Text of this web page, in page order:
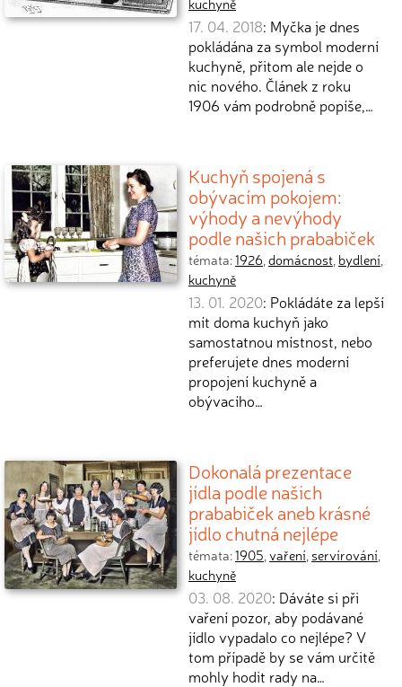
kuchyně
17. 04. 2018: Myčka je dnes
pokládána za symbol moderní
kuchyně, přitom ale nejde o
nic nového. Článek z roku
1906 vám podrobně popíše,…
Kuchyň spojená s
obývacím pokojem:
výhody a nevýhody
podle našich prababiček
témata:1926,domácnost, bydlení,
kuchyně
13. 01. 2020: Pokládáte za lepší
mít doma kuchyň jako
samostatnou místnost, nebo
preferujete dnes moderní
propojení kuchyně a
obývacího…
Dokonalá prezentace
jídla podle našich
prababiček aneb krásné
jídlo chutná nejlépe
témata:1905,vaření, servírování,
kuchyně
03. 08. 2020: Dáváte si při
vaření pozor, aby podávané
jídlo vypadalo co nejlépe? V
tom případě by se vám určitě
mohly hodit rady na…